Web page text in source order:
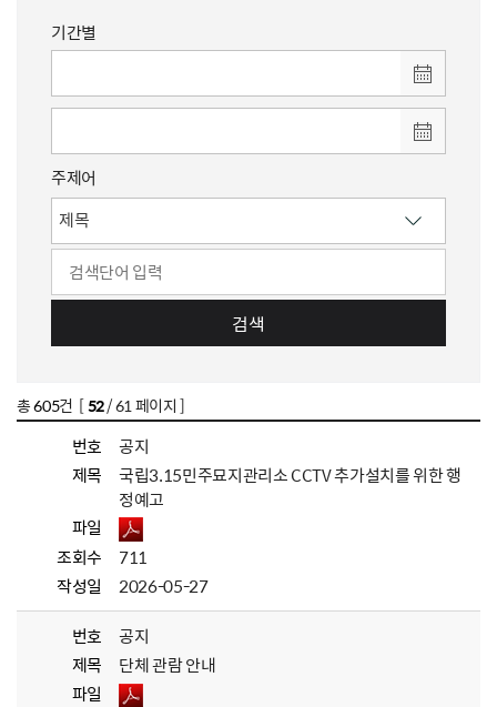
기간별
주제어
검색
총605건 [52/ 61 페이지 ]
번호
공지
제목
국립3.15민주묘지관리소 CCTV 추가설치를 위한 행
정예고
파일
조회수
711
작성일
2026-05-27
번호
공지
제목
단체 관람 안내
파일